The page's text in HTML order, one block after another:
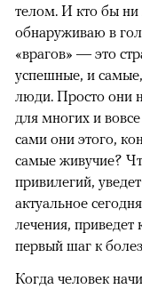
телом. И кто бы ни
обнаруживаю в
«врагов» — это
успешные, и
люди. Просто они
для многих и
сами они этого,
самые живучие?
привилегий,
актуальное
лечения,
первый шаг к
Когда человек